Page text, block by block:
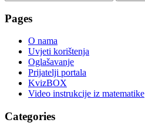
Pages
O nama
Uvjeti korištenja
Oglašavanje
Prijatelji portala
KvizBOX
Video instrukcije iz matematike
Categories